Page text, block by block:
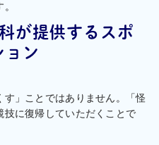
が提供するスポ
ョン
」ことではありません。「怪
に復帰していただくことで